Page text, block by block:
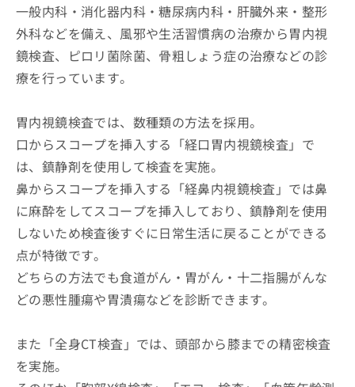
一般内科・消化器内科・糖尿病内科・肝臓外来・整形
外科などを備え、風邪や生活習慣病の治療から胃内視
鏡検査、ピロリ菌除菌、骨粗しょう症の治療などの診
療を行っています。
胃内視鏡検査では、数種類の方法を採用。
口からスコープを挿入する「経口胃内視鏡検査」で
は、鎮静剤を使用して検査を実施。
鼻からスコープを挿入する「経鼻内視鏡検査」では鼻
に麻酔をしてスコープを挿入しており、鎮静剤を使用
しないため検査後すぐに日常生活に戻ることができる
点が特徴です。
どちらの方法でも食道がん・胃がん・十二指腸がんな
どの悪性腫瘍や胃潰瘍などを診断できます。
また「全身CT検査」では、頭部から膝までの精密検査
を実施。